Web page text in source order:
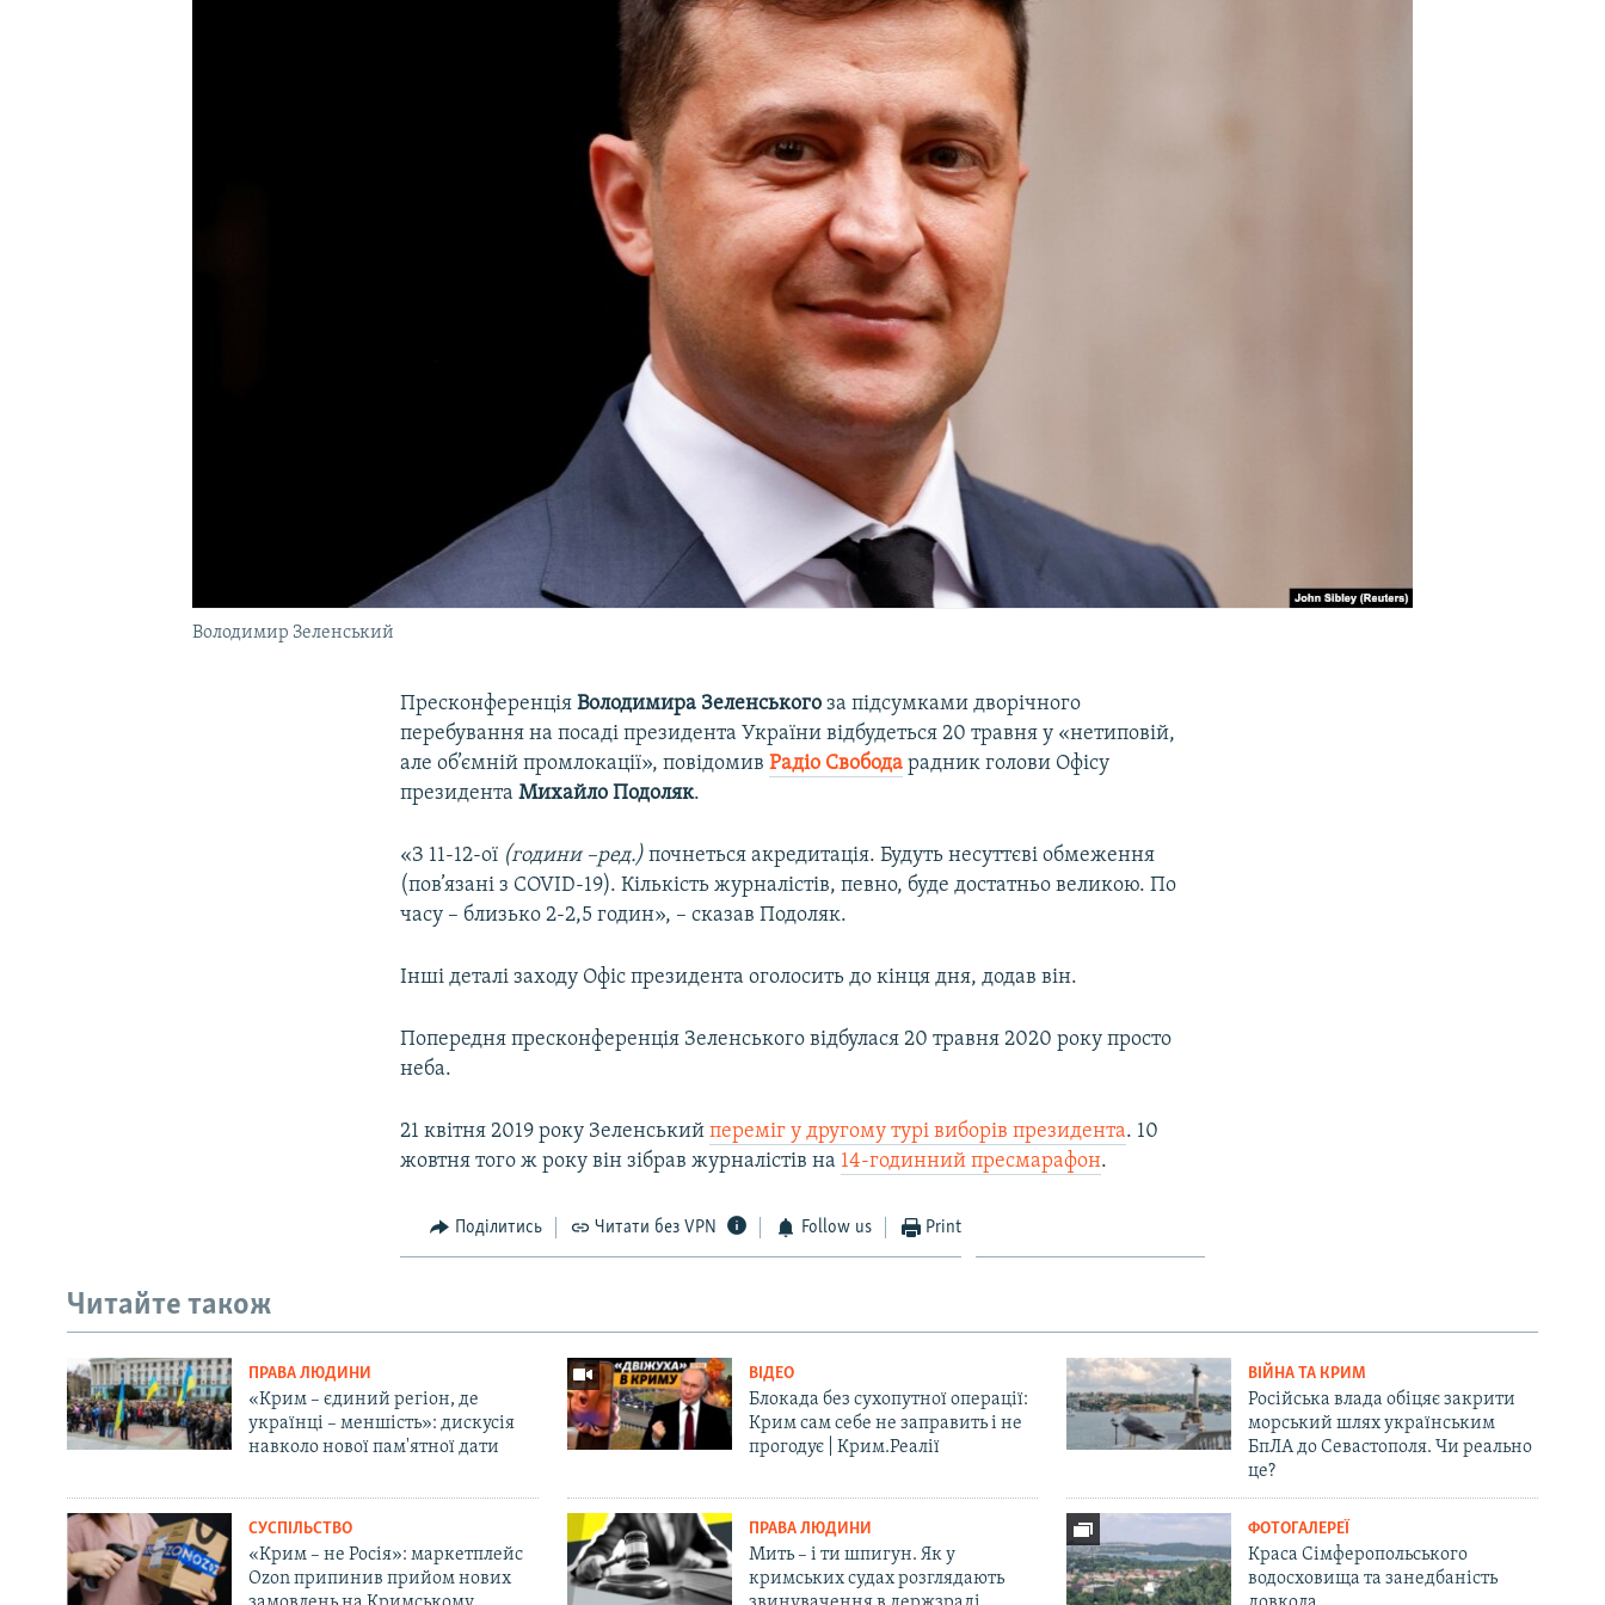
Володимир Зеленський
ПресконференціяВолодимира Зеленського за підсумками дворічного
перебування на посаді президента України відбудеться 20 травня у «нетиповій,
але об’ємній промлокації», повідомивРадіо Свобода радник голови Офісу
президентаМихайло Подоляк.
«З 11-12-ої (години –ред.) почнеться акредитація. Будуть несуттєві обмеження
(пов’язані з COVID-19). Кількість журналістів, певно, буде достатньо великою. По
часу – близько 2-2,5 годин», – сказав Подоляк.
Інші деталі заходу Офіс президента оголосить до кінця дня, додав він.
Попередня пресконференція Зеленського відбулася 20 травня 2020 року просто
неба.
21 квітня 2019 року Зеленськийпереміг у другому турі виборів президента. 10
жовтня того ж року він зібрав журналістів на 14-годинний пресмарафон.
Поділитись Читати без VPN Follow us Print
Читайте також
ПРАВА ЛЮДИНИ
«Крим – єдиний регіон, де
українці – меншість»: дискусія
навколо нової пам'ятної дати
ВІДЕО
Блокада без сухопутної операції:
Крим сам себе не заправить і не
прогодує | Крим.Реалії
ВІЙНА ТА КРИМ
Російська влада обіцяє закрити
морський шлях українським
БпЛА до Севастополя. Чи реально
це?
СУСПІЛЬСТВО
«Крим – не Росія»: маркетплейс
Ozon припинив прийом нових
ПРАВА ЛЮДИНИ
Мить – і ти шпигун. Як у
кримських судах розглядають
ФОТОГАЛЕРЕЇ
Краса Сімферопольського
водосховища та занедбаність